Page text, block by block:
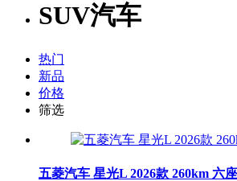
SUV汽车
热门
新品
价格
筛选
五菱汽车 星光L 2026款 260km 六